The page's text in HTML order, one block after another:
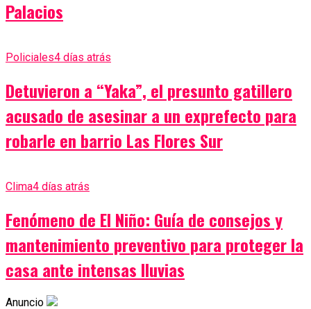
Palacios
Policiales4 días atrás
Detuvieron a “Yaka”, el presunto gatillero
acusado de asesinar a un exprefecto para
robarle en barrio Las Flores Sur
Clima4 días atrás
Fenómeno de El Niño: Guía de consejos y
mantenimiento preventivo para proteger la
casa ante intensas lluvias
Anuncio